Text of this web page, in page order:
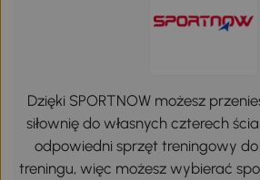
Dzięki SPORTNOW możesz
siłownię do własnych czterech
odpowiedni sprzęt treningowy
treningu, więc możesz wybierać